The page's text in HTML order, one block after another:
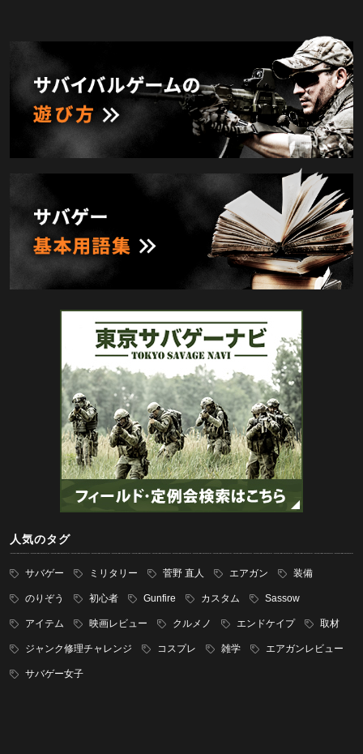
人気のタグ
サバゲー ミリタリー 菅野 直人 エアガン 装備
のりぞう 初心者 Gunfire カスタム Sassow
アイテム 映画レビュー クルメノ エンドケイプ 取材
ジャンク修理チャレンジ コスプレ 雑学 エアガンレビュー
サバゲー女子